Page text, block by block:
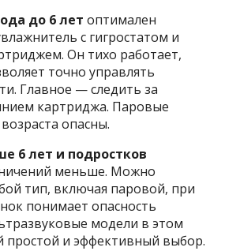
до 6 лет оптимален
с гигростатом и
Он тихо работает,
точно управлять
Главное — следить за
картриджа. Паровые
опасны.
6 лет и подростков
меньше. Можно
тип, включая паровой, при
понимает опасность
модели в этом
простой и эффективный выбор.